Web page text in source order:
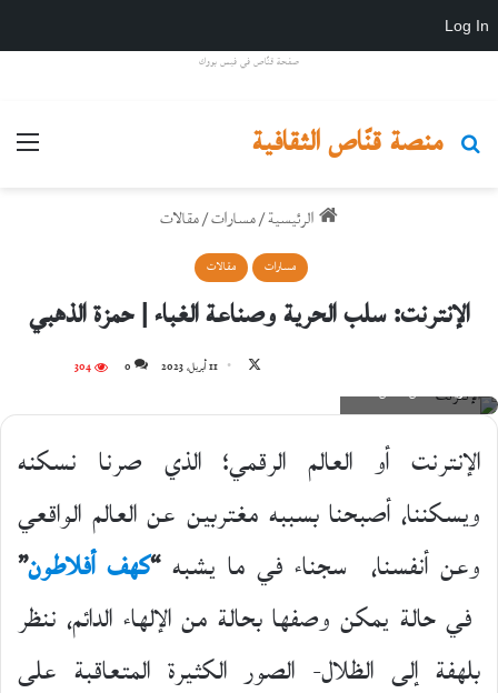
Log In
صفحة قنّاص في فيس بووك
منصة قنّاص الثقافية
بحث عن
الرئيسية/مسارات/مقالات
مسارات مقالات
الإنترنت: سلب الحرية وصناعة الغباء | حمزة الذهبي
X
11 أبريل، 2023 0
304
ريشة الفنان لقمان أحمد
الإنترنت أو العالم الرقمي؛ الذي صرنا نسكنه
ويسكننا، أصبحنا بسببه مغتربين عن العالم الواقعي
وعن أنفسنا، سجناء في ما يشبه“كهف أفلاطون”
في حالة يمكن وصفها بحالة من الإلهاء الدائم، ننظر
بلهفة إلى الظلال- الصور الكثيرة المتعاقبة على